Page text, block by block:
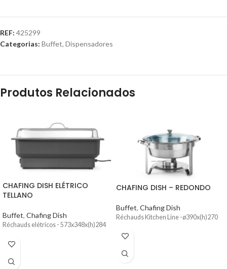
REF: 425299
Categorias: Buffet, Dispensadores
Produtos Relacionados
CHAFING DISH ELÉTRICO
TELLANO
Buffet, Chafing Dish
Réchauds elétricos - 573x348x(h)284
CHAFING DISH – REDONDO
Buffet, Chafing Dish
Réchauds Kitchen Line -ø390x(h)270